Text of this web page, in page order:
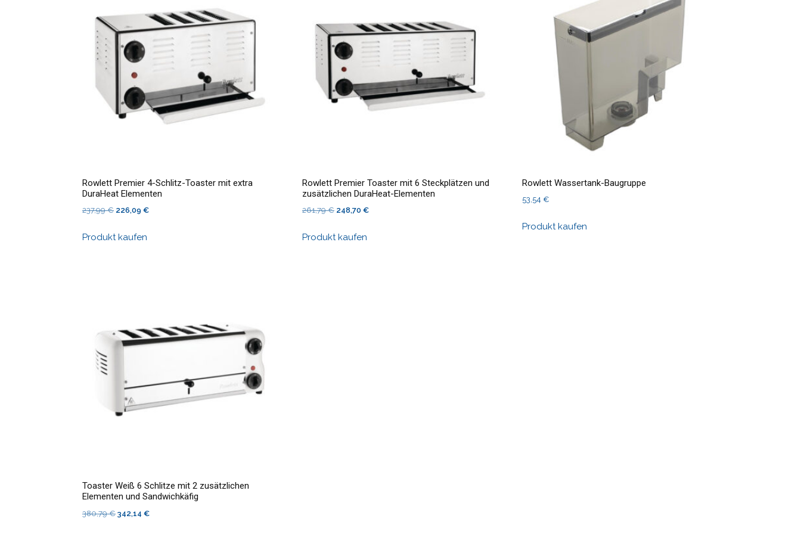
Rowlett Premier 4-Schlitz-Toaster mit extra
DuraHeat Elementen
237,99€ Ursprünglicher
war:
226,09 €Aktueller
Produkt kaufen
Rowlett Premier Toaster mit 6 Steckplätzen und
zusätzlichen DuraHeat-Elementen
261,79€ Ursprünglicher
war:
248,70 €Aktueller
Produkt kaufen
Rowlett Wassertank-Baugruppe
53,54 €
Produkt kaufen
Toaster Weiß 6 Schlitze mit 2 zusätzlichen
Elementen und Sandwichkäfig
380,79€ Ursprünglicher
342,14 €Aktueller